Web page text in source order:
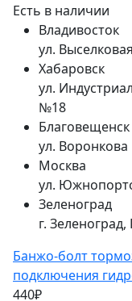
Есть в наличии
Владивосток
ул.
Хабаровск
ул.
№18
Благовещенск
ул. Воронкова
Москва
ул.
Зеленоград
г.
Банжо-болт
подключения
440₽